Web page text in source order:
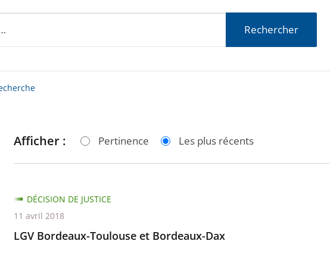
Rechercher
Afficher : Pertinence Les plus récents
LGV Bordeaux-Toulouse et Bordeaux-Dax
DÉCISION DE JUSTICE
11 avril 2018